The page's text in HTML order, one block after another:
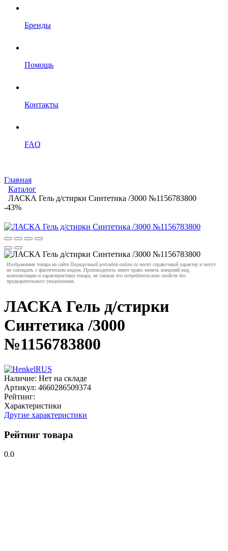
Бренды
Помощь
Контакты
FAQ
Главная
Каталог
ЛАСКА Гель д/стирки Синтетика /3000 №1156783800
-43%
Изображения товара на сайте Порядочный poryadok-online.ru носят справочный характер и могут
не совпадать с фактическим видом. Производитель имеет право менять внешний вид,
комплектацию и характеристики товара, не снижая его потребительских свойств без
предварительного уведомления.
ЛАСКА Гель д/стирки
Синтетика /3000
№1156783800
Наличие: Нет на складе
Артикул: 4660286509374
Рейтинг:
Характеристики
Другие характеристики
Рейтинг товара
0.0